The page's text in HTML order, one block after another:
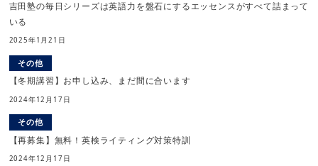
吉田塾の毎日シリーズは英語力を盤石にするエッセンスがすべて詰まって
いる
2025年1月21日
その他
【冬期講習】お申し込み、まだ間に合います
2024年12月17日
その他
【再募集】無料！英検ライティング対策特訓
2024年12月17日